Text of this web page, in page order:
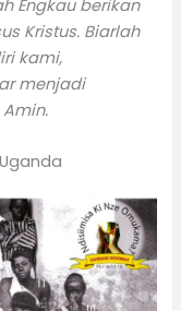
Engkau berikan
Kristus. Biarlah
kami,
menjadi